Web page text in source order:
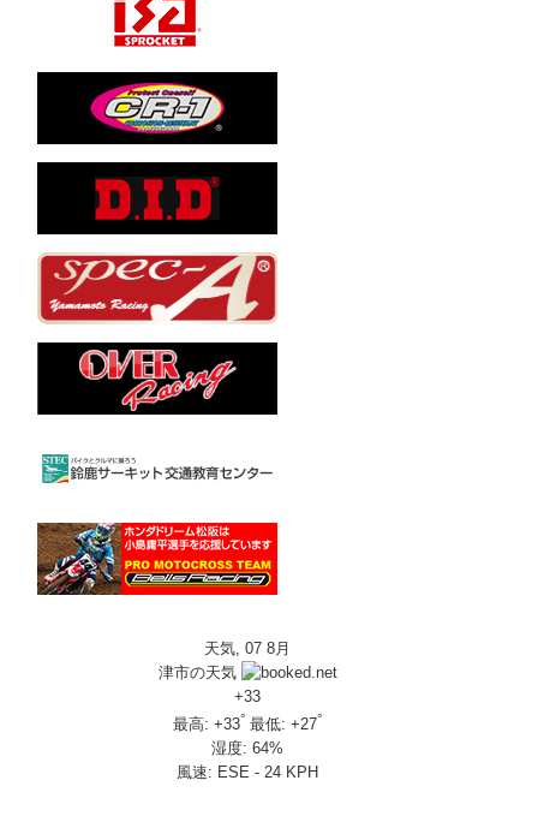
天気, 07 8月
津市の天気
+33
最高:+33° 最低:+27°
湿度:64%
風速: ESE - 24 KPH